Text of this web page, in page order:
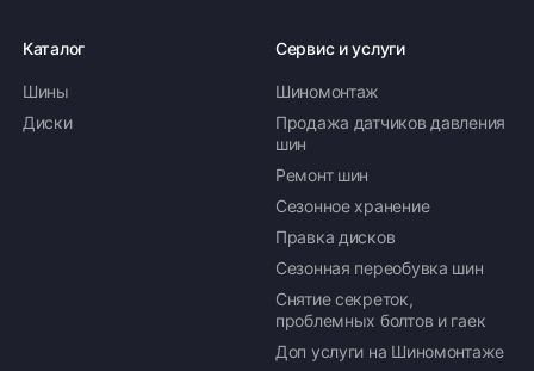
Каталог
Шины
Диски
Сервис и услуги
Шиномонтаж
Продажа датчиков давления
шин
Ремонт шин
Сезонное хранение
Правка дисков
Сезонная переобувка шин
Снятие секреток,
проблемных болтов и гаек
Доп услуги на Шиномонтаже